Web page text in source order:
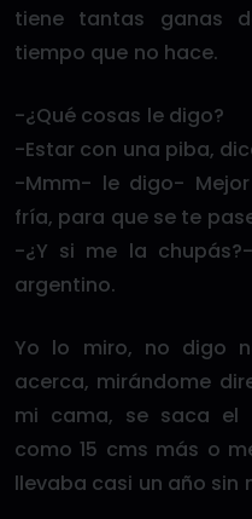
tiene tantas ganas
tiempo que no hace.
-¿Qué cosas le digo?
-Estar con una piba,
-Mmm- le digo-
fría, para que se te
-¿Y si me la
argentino.
Yo lo miro, no digo
acerca, mirándome
mi cama, se saca el
como 15 cms más o
llevaba casi un año sin